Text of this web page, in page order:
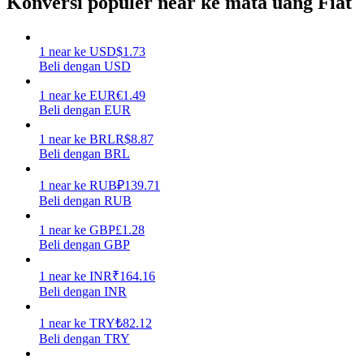
Babi Kekuatan
Dapatkan imbalan kompetitif setiap hari
1 near ke USD$1.73
Beli dengan USD
1 near ke EUR€1.49
Beli dengan EUR
1 near ke BRLR$8.87
Beli dengan BRL
1 near ke RUB₽139.71
Beli dengan RUB
1 near ke GBP£1.28
Beli dengan GBP
1 near ke INR₹164.16
Beli dengan INR
1 near ke TRY₺82.12
Beli dengan TRY